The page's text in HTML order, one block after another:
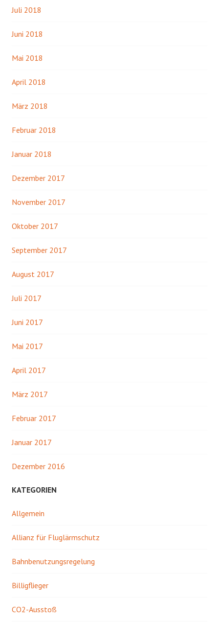
Juli 2018
Juni 2018
Mai 2018
April 2018
März 2018
Februar 2018
Januar 2018
Dezember 2017
November 2017
Oktober 2017
September 2017
August 2017
Juli 2017
Juni 2017
Mai 2017
April 2017
März 2017
Februar 2017
Januar 2017
Dezember 2016
KATEGORIEN
Allgemein
Allianz für Fluglärmschutz
Bahnbenutzungsregelung
Billigflieger
CO2-Ausstoß